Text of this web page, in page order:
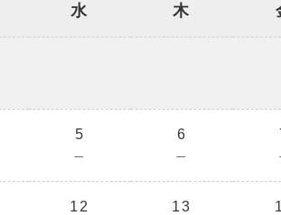
水 木
5
－
6
－
12 13